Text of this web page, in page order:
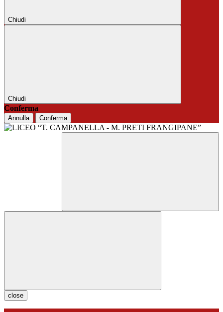
Chiudi
Chiudi
Conferma
Annulla Conferma
close